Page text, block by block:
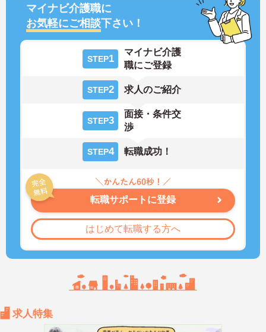
マイナビ介護職に
お気軽にご相談下さい！
STEP1
マイナビ介護
職にご登録
STEP2 求人のご紹介
STEP3
面接・条件交
渉
STEP4 転職成功！
転職サポートに登録
はじめて転職する方へ
求人特集